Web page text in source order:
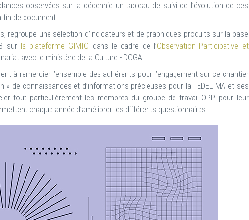
observées sur la décennie un tableau de suivi de l’évolution de ces
fin de document.
regroupe une sélection d’indicateurs et de graphiques produits sur la base
sur la plateforme GIMIC dans le cadre de l’Observation Participative et
avec le ministère de la Culture - DCGA.
à remercier l’ensemble des adhérents pour l’engagement sur ce chantier
» de connaissances et d’informations précieuses pour la FEDELIMA et ses
tout particulièrement les membres du groupe de travail OPP pour leur
chaque année d’améliorer les différents questionnaires.